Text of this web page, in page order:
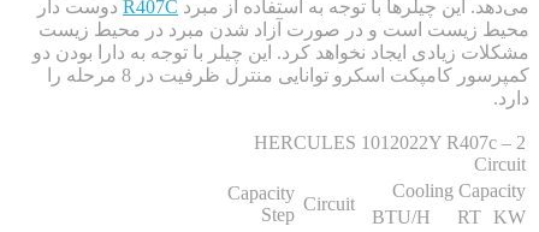
چیلرها با توجه به استفاده از مبرد R407Cدوست دار
است و در صورت آزاد شدن مبرد در محیط زیست
ایجاد نخواهد کرد. این چیلر با توجه به دارا بودن دو
کمپرسور کامپکت اسکرو توانایی منترل ظرفیت در 8 مرحله را
HERCULES 1012022Y
Cooling
Circuit
Capacity
Step
BTU/H